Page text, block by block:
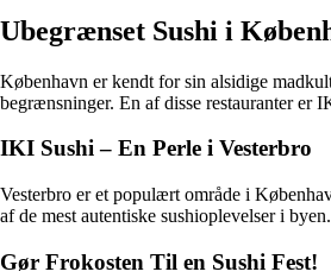
Ubegrænset Sushi i
København er kendt for sin alsidige
begrænsninger. En af disse restauranter er
IKI Sushi – En Perle i Vesterbro
Vesterbro er et populært område i
af de mest autentiske sushioplevelser i
Gør Frokosten Til en Sushi Fest!